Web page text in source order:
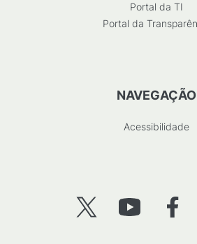
Portal da TI
Portal da
NAVEGAÇÃO
Acessibilidade